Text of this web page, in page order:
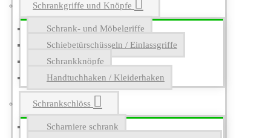
Schrankgriffe und Knöpfe
Schrank- und Möbelgriffe
Schiebetürschüsseln / Einlassgriffe
Schrankknöpfe
Handtuchhaken / Kleiderhaken
Schrankschlöss
Scharniere schrank